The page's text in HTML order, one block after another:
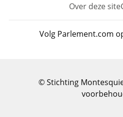
Footer
Over deze site
Volg Parlement.com
© Stichting